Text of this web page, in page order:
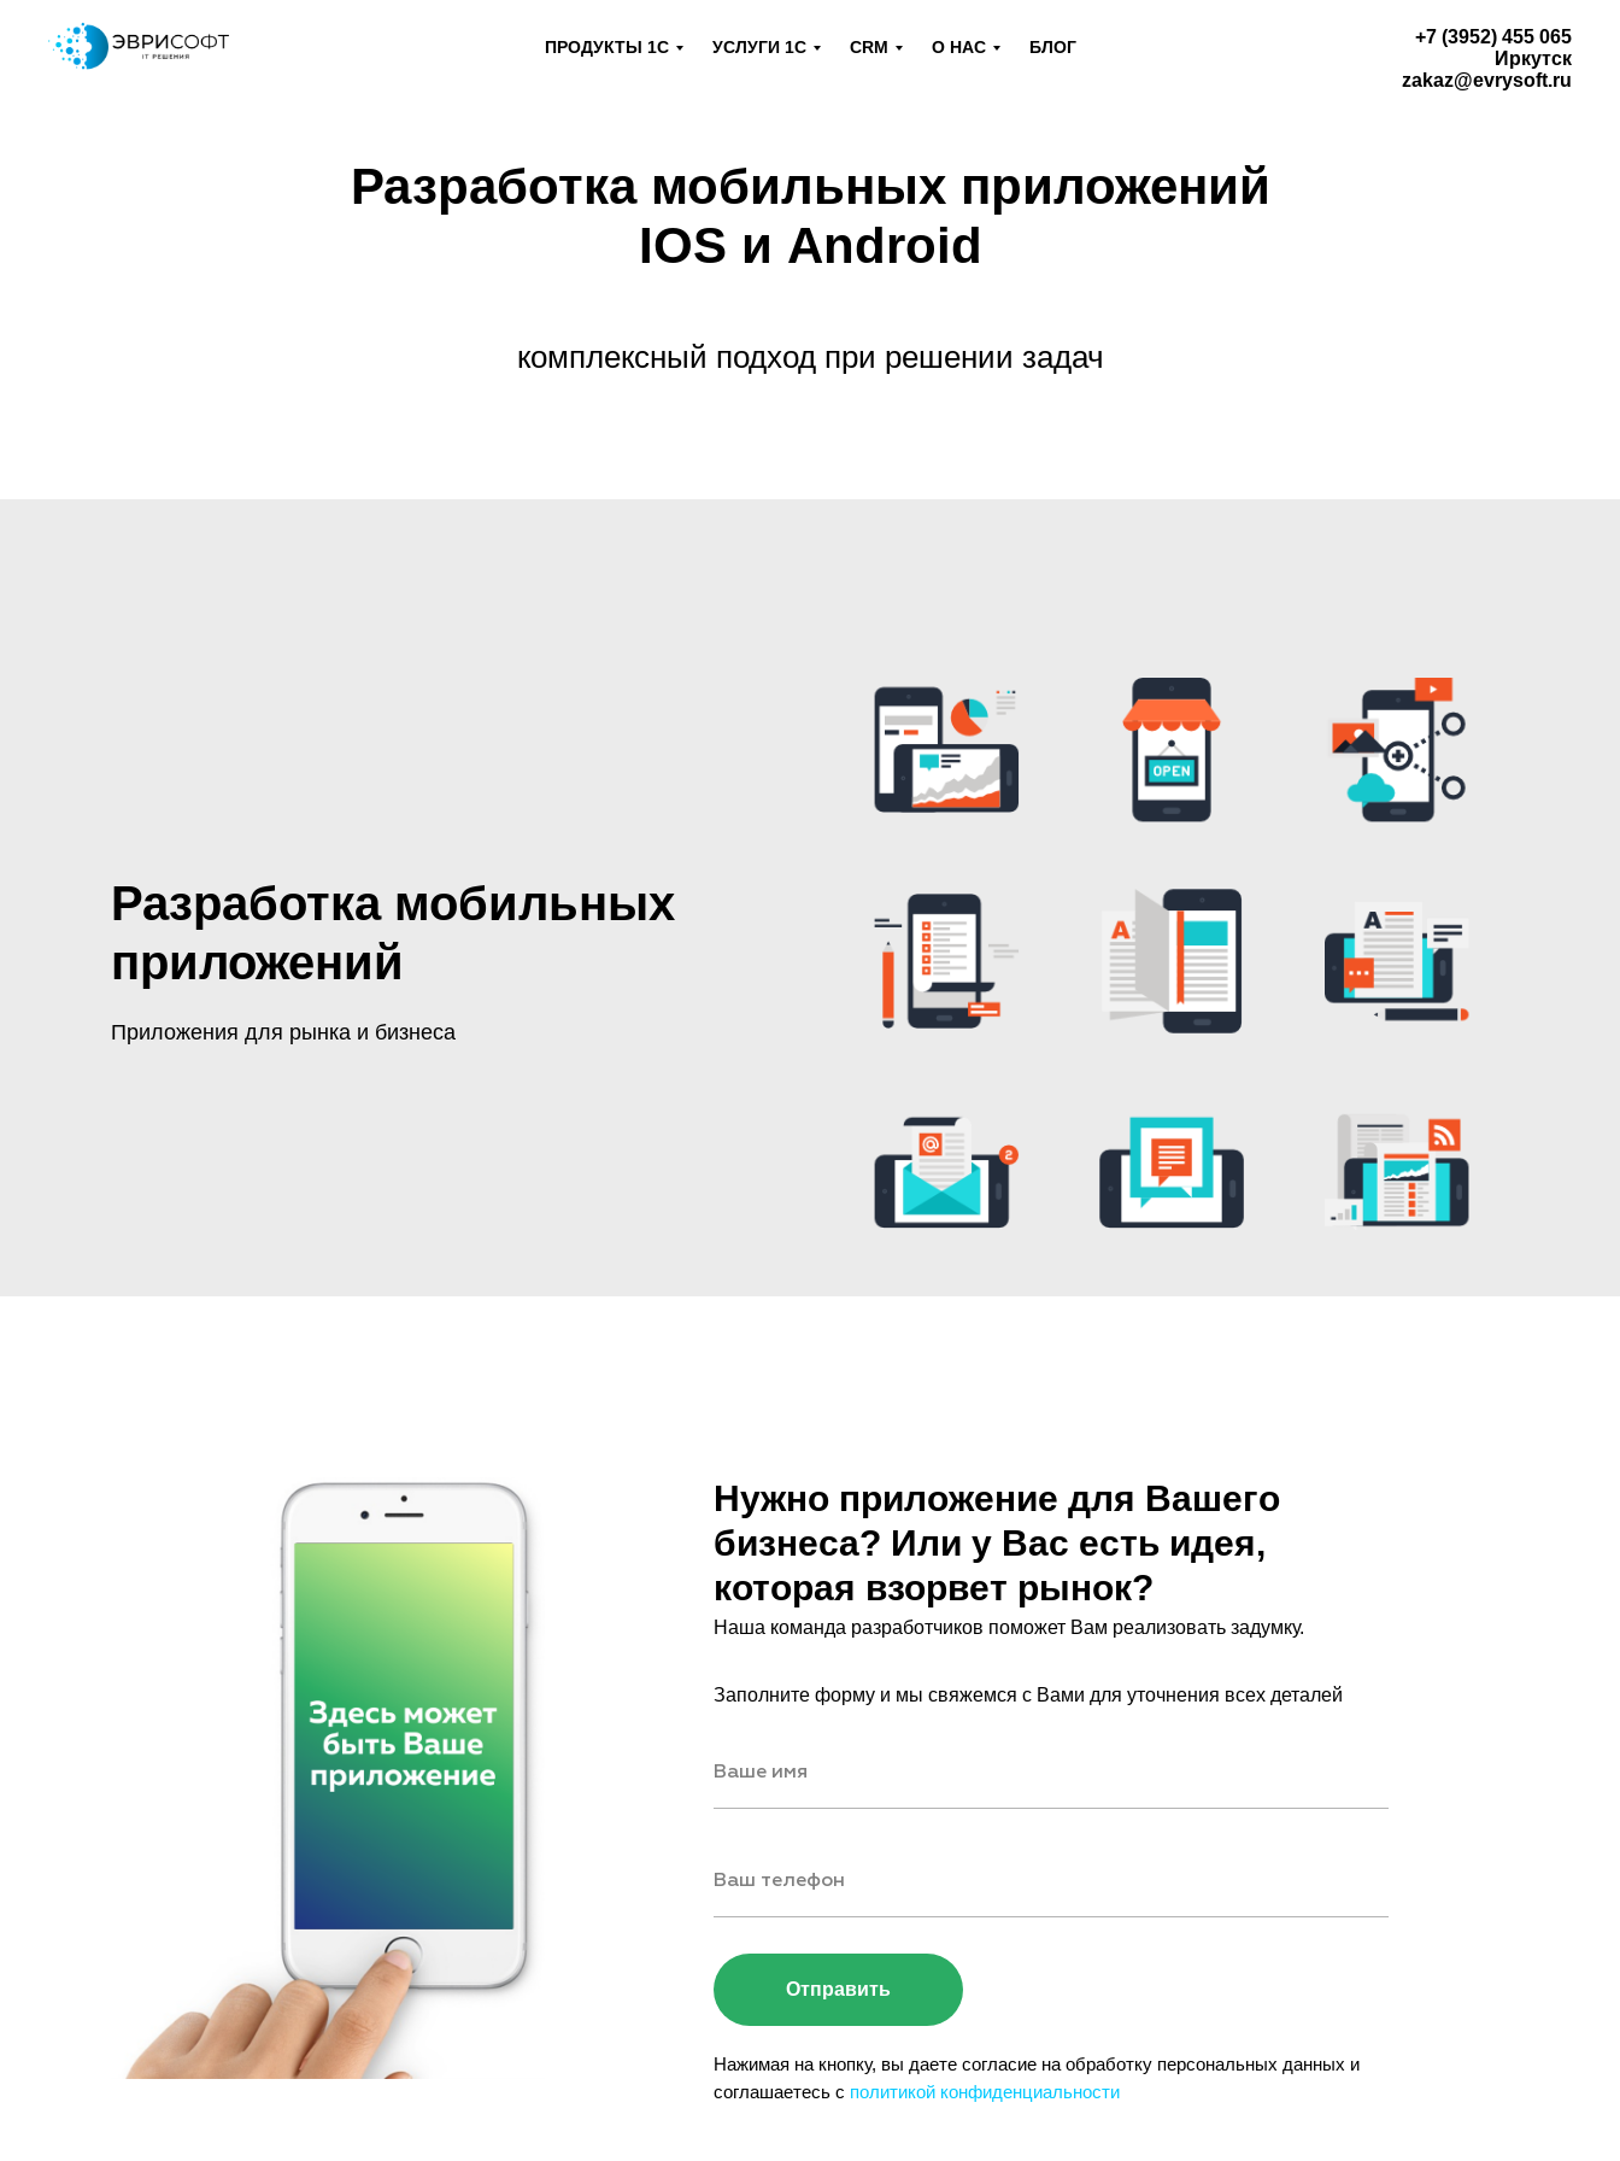
ПРОДУКТЫ 1С УСЛУГИ 1С CRM О НАС БЛОГ
+7 (3952) 455 065
Иркутск
zakaz@evrysoft.ru
Разработка мобильных приложений
IOS и Android
комплексный подход при решении задач
Разработка мобильных
приложений
Приложения для рынка и бизнеса
Нужно приложение для Вашего
бизнеса? Или у Вас есть идея,
которая взорвет рынок?
Наша команда разработчиков поможет Вам реализовать задумку.
Заполните форму и мы свяжемся с Вами для уточнения всех деталей
Отправить
Нажимая на кнопку, вы даете согласие на обработку персональных данных и
соглашаетесь c политикой конфиденциальности